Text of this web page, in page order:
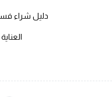
دليل شراء